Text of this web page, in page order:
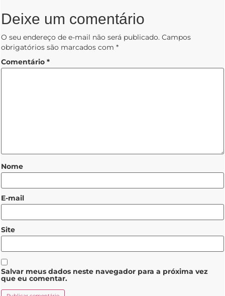
Deixe um comentário
O seu endereço de e-mail não será publicado. Campos
obrigatórios são marcados com *
Comentário *
Nome
E-mail
Site
Salvar meus dados neste navegador para a próxima vez
que eu comentar.